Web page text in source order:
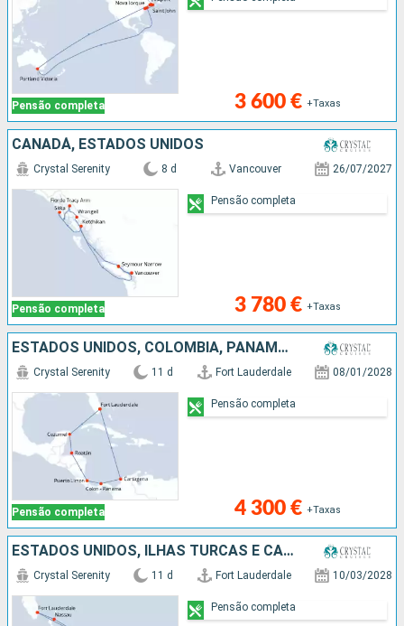
Pensão completa 3 600 € +Taxas
CANADÁ, ESTADOS UNIDOS
Pensão completa
Crystal Serenity 8 d Vancouver 26/07/2027
3 780 € +Taxas
Pensão completa
ESTADOS UNIDOS, COLÔMBIA, PANAMA, COSTA RICA, HONDURAS, CARAIBAS - MEXICO
Pensão completa
Crystal Serenity 11 d Fort Lauderdale 08/01/2028
4 300 € +Taxas
Pensão completa
ESTADOS UNIDOS, ILHAS TURCAS E CAICOS, SANTA LÚCIA, ANTÍGUA E BARBUDA, PORTO RICO, BAHAMAS
Crystal Serenity 11 d Fort Lauderdale 10/03/2028
Pensão completa